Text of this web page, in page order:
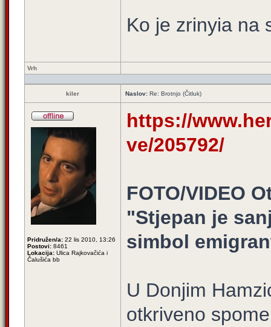
Ko je zrinyia na
Vrh
kiler Naslov: Re: Brotnjo (Čitluk)
Pridružen/a: 22 lis 2010, 13:26
Postovi: 8461
Lokacija: Ulica Rajkovačića i
Čalušića bb
https://
ve/205792/
FOTO/VIDEO
"Stjepan je
simbol
U Donjim
otkriveno